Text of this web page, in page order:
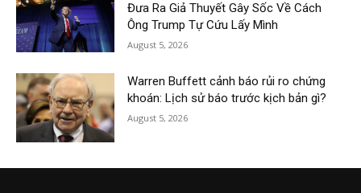
Đưa Ra Giả Thuyết Gây Sốc Về Cách
Ông Trump Tự Cứu Lấy Mình
August 5, 2026
Warren Buffett cảnh báo rủi ro chứng
khoán: Lịch sử báo trước kịch bản gì?
August 5, 2026